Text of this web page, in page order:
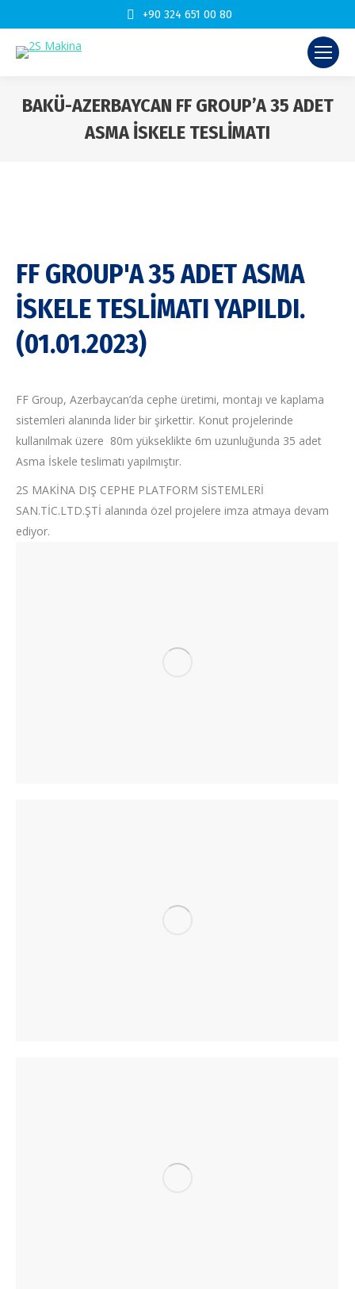
+90 324 651 00 80
BAKÜ-AZERBAYCAN FF GROUP’A 35 ADET
ASMA İSKELE TESLİMATI
FF GROUP'A 35 ADET ASMA
İSKELE TESLİMATI YAPILDI.
(01.01.2023)
FF Group, Azerbaycan’da cephe üretimi, montajı ve kaplama
sistemleri alanında lider bir şirkettir. Konut projelerinde
kullanılmak üzere 80m yükseklikte 6m uzunluğunda 35 adet
Asma İskele teslimatı yapılmıştır.
2S MAKİNA DIŞ CEPHE PLATFORM SİSTEMLERİ
SAN.TİC.LTD.ŞTİ alanında özel projelere imza atmaya devam
ediyor.